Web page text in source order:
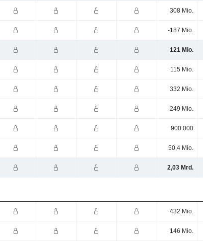
308 Mio.
-187 Mio.
121 Mio.
115 Mio.
332 Mio.
249 Mio.
900.000
50,4 Mio.
2,03 Mrd.
432 Mio.
146 Mio.